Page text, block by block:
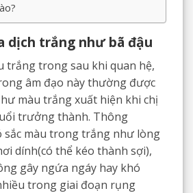
dịch trắng như bã đậu
trắng trong sau khi quan hệ,
âm đạo này thường được
màu trắng xuất hiện khi chị
trưởng thành. Thông
màu trong trắng như lòng
dính(có thể kéo thành sợi),
gây ngứa ngáy hay khó
trong giai đoạn rụng